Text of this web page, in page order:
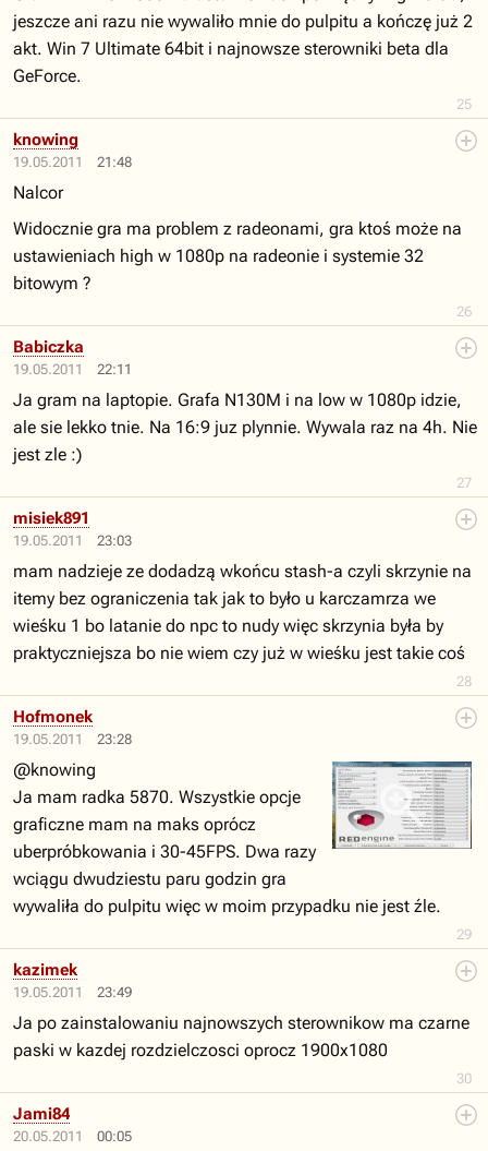
25
jeszcze ani razu nie wywaliło mnie do pulpitu a kończę już 2
akt. Win 7 Ultimate 64bit i najnowsze sterowniki beta dla
GeForce.
19.05.2011 21:48
26
knowing
Nalcor
Widocznie gra ma problem z radeonami, gra ktoś może na
ustawieniach high w 1080p na radeonie i systemie 32
bitowym ?
19.05.2011 22:11
27
Babiczka
Ja gram na laptopie. Grafa N130M i na low w 1080p idzie,
ale sie lekko tnie. Na 16:9 juz plynnie. Wywala raz na 4h. Nie
jest zle :)
19.05.2011 23:03
28
misiek891
mam nadzieje ze dodadzą wkońcu stash-a czyli skrzynie na
itemy bez ograniczenia tak jak to było u karczamrza we
wieśku 1 bo latanie do npc to nudy więc skrzynia była by
praktyczniejsza bo nie wiem czy już w wieśku jest takie coś
19.05.2011 23:28
29
Hofmonek
@knowing
Ja mam radka 5870. Wszystkie opcje
graficzne mam na maks oprócz
uberpróbkowania i 30-45FPS. Dwa razy
wciągu dwudziestu paru godzin gra
wywaliła do pulpitu więc w moim przypadku nie jest źle.
19.05.2011 23:49
30
kazimek
Ja po zainstalowaniu najnowszych sterownikow ma czarne
paski w kazdej rozdzielczosci oprocz 1900x1080
20.05.2011 00:05
Jami84